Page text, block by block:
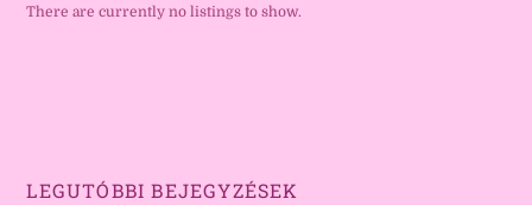
There are currently no listings to show.
LEGUTÓBBI BEJEGYZÉSEK